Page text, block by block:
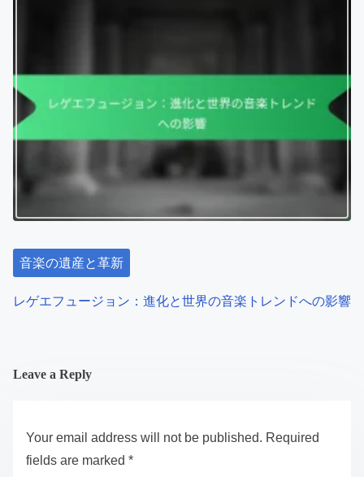
音楽の遺産と革新
レゲエフュージョン：進化と世界の音楽トレンドへの影響
Leave a Reply
Your email address will not be published. Required
fields are marked *